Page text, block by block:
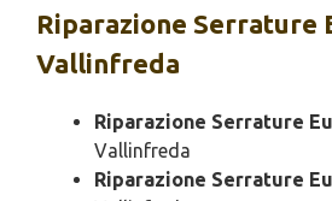
Riparazione Serrature
Vallinfreda
Riparazione Serrature
Vallinfreda
Riparazione Serrature